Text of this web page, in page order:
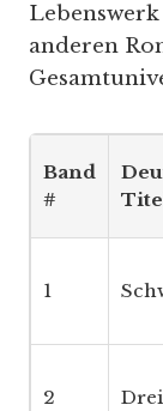
anderen
Band
#
1
2 Drei